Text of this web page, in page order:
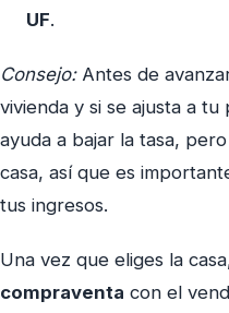
UF.
Consejo:Antes de
vivienda y si se ajusta a
ayuda a bajar la tasa,
casa, así que es
tus ingresos.
Una vez que eliges la
compraventa con el